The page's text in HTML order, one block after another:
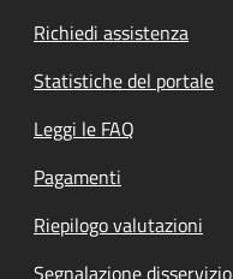
Richiedi assistenza
Statistiche del portale
Leggi le FAQ
Pagamenti
Riepilogo valutazioni
Segnalazione disservizio